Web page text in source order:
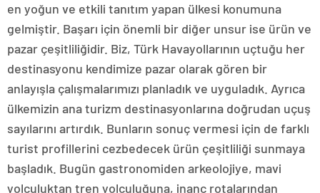
en yoğun ve etkili tanıtım yapan ülkesi konumuna
gelmiştir. Başarı için önemli bir diğer unsur ise ürün ve
pazar çeşitliliğidir. Biz, Türk Havayollarının uçtuğu her
destinasyonu kendimize pazar olarak gören bir
anlayışla çalışmalarımızı planladık ve uyguladık. Ayrıca
ülkemizin ana turizm destinasyonlarına doğrudan uçuş
sayılarını artırdık. Bunların sonuç vermesi için de farklı
turist profillerini cezbedecek ürün çeşitliliği sunmaya
başladık. Bugün gastronomiden arkeolojiye, mavi
yolculuktan tren yolculuğuna, inanç rotalarından